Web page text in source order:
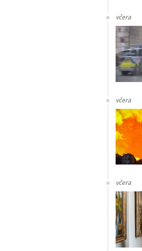
včera
včera
včera